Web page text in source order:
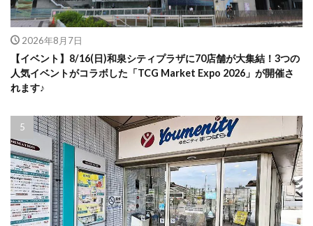
2026年8月7日
【イベント】8/16(日)和泉シティプラザに70店舗が大集結！3つの
人気イベントがコラボした「TCG Market Expo 2026」が開催さ
れます♪